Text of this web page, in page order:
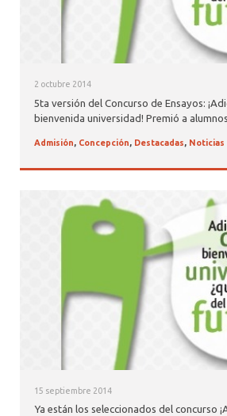
2 octubre 2014
5ta versión del Concurso de Ensayos:
bienvenida universidad! Premió a
Admisión, Concepción, Destacadas, Noticias
15 septiembre 2014
Ya están los seleccionados del concurso